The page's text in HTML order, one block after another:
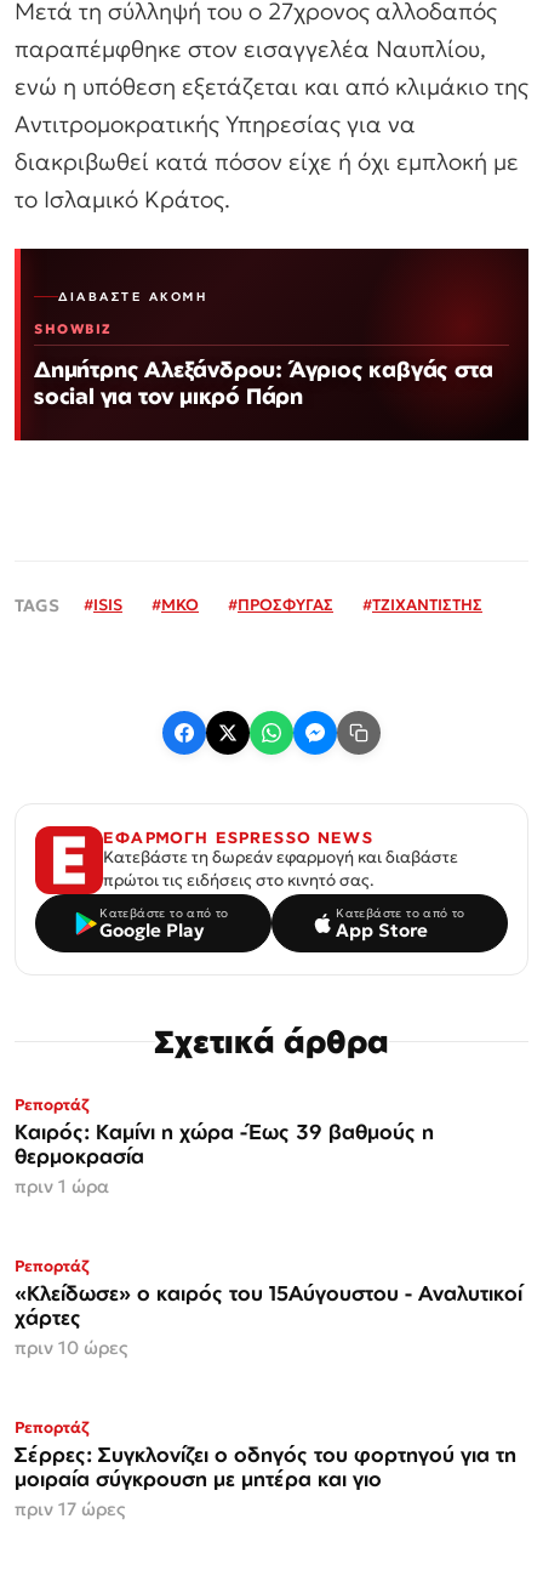
Μετά τη σύλληψή του ο 27χρονος αλλοδαπός
παραπέμφθηκε στον εισαγγελέα Ναυπλίου,
ενώ η υπόθεση εξετάζεται και από κλιμάκιο της
Αντιτρομοκρατικής Υπηρεσίας για να
διακριβωθεί κατά πόσον είχε ή όχι εμπλοκή με
το Ισλαμικό Κράτος.
ΔΙΑΒΆΣΤΕ ΑΚΌΜΗ
SHOWBIZ
Δημήτρης Αλεξάνδρου: Άγριος καβγάς στα
social για τον μικρό Πάρη
#ISIS #ΜΚΟ #ΠΡΟΣΦΥΓΑΣ #ΤΖΙΧΑΝΤΙΣΤΗΣ
ΕΦΑΡΜΟΓΗ ESPRESSO NEWS
Κατεβάστε τη δωρεάν εφαρμογή και διαβάστε
πρώτοι τις ειδήσεις στο κινητό σας.
Κατεβάστε το από το
Google Play
Κατεβάστε το από το
App Store
Σχετικά άρθρα
Ρεπορτάζ
Καιρός: Καμίνι η χώρα -Έως 39 βαθμούς η
θερμοκρασία
πριν 1 ώρα
Ρεπορτάζ
«Κλείδωσε» ο καιρός του 15Αύγουστου - Αναλυτικοί
χάρτες
πριν 10 ώρες
Ρεπορτάζ
Σέρρες: Συγκλονίζει ο οδηγός του φορτηγού για τη
μοιραία σύγκρουση με μητέρα και γιο
πριν 17 ώρες